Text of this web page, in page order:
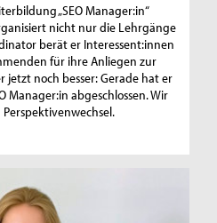
„SEO Manager:in“
nicht nur die Lehrgänge
berät er Interessent:innen
für ihre Anliegen zur
jetzt noch besser: Gerade hat er
Manager:in abgeschlossen. Wir